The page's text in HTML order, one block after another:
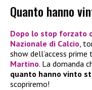
Quanto hanno
Dopo lo stop forzato
Nazionale di Calcio,
show dell’access
Martino. La domanda
quanto hanno vinto
scopriremo!